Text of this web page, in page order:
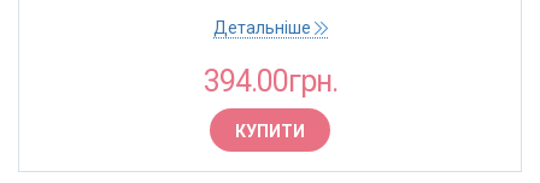
Детальніше
394.00грн.
КУПИТИ